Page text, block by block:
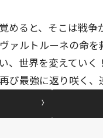
めると、そこは戦
ァルトルーネの命
、世界を変えていく
び最強に返り咲く、